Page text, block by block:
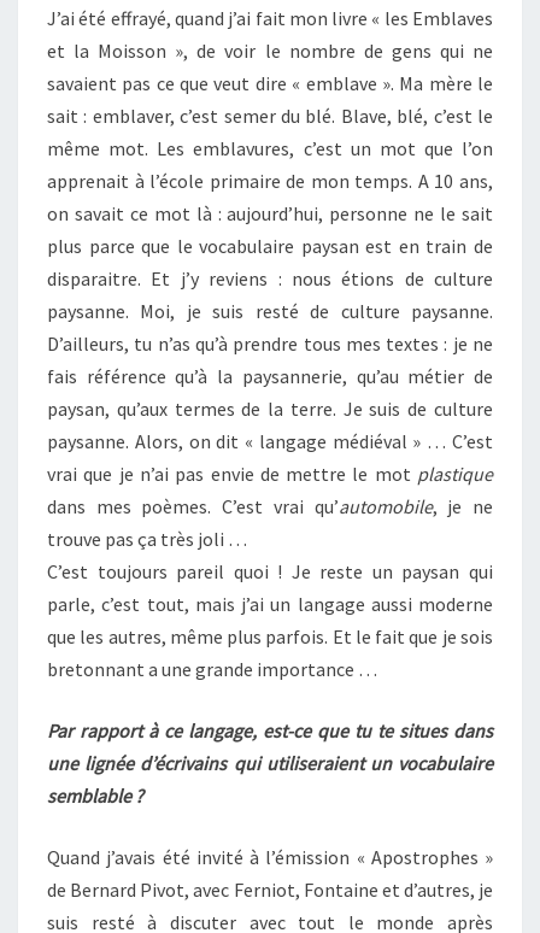
J’ai été effrayé, quand j’ai fait mon livre « les Emblaves
et la Moisson », de voir le nombre de gens qui ne
savaient pas ce que veut dire « emblave ». Ma mère le
sait : emblaver, c’est semer du blé. Blave, blé, c’est le
même mot. Les emblavures, c’est un mot que l’on
apprenait à l’école primaire de mon temps. A 10 ans,
on savait ce mot là : aujourd’hui, personne ne le sait
plus parce que le vocabulaire paysan est en train de
disparaitre. Et j’y reviens : nous étions de culture
paysanne. Moi, je suis resté de culture paysanne.
D’ailleurs, tu n’as qu’à prendre tous mes textes : je ne
fais référence qu’à la paysannerie, qu’au métier de
paysan, qu’aux termes de la terre. Je suis de culture
paysanne. Alors, on dit « langage médiéval » … C’est
vrai que je n’ai pas envie de mettre le mot plastique
dans mes poèmes. C’est vrai qu’automobile, je ne
trouve pas ça très joli …
C’est toujours pareil quoi ! Je reste un paysan qui
parle, c’est tout, mais j’ai un langage aussi moderne
que les autres, même plus parfois. Et le fait que je sois
bretonnant a une grande importance …
Par rapport à ce langage, est-ce que tu te situes dans
une lignée d’écrivains qui utiliseraient un vocabulaire
semblable ?
Quand j’avais été invité à l’émission « Apostrophes »
de Bernard Pivot, avec Ferniot, Fontaine et d’autres, je
suis resté à discuter avec tout le monde après